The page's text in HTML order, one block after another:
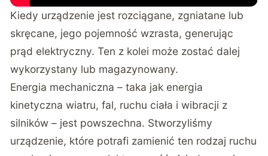
Kiedy urządzenie jest rozciągane, zgniatane lub
skręcane, jego pojemność wzrasta, generując
prąd elektryczny. Ten z kolei może zostać dalej
wykorzystany lub magazynowany.
Energia mechaniczna – taka jak energia
kinetyczna wiatru, fal, ruchu ciała i wibracji z
silników – jest powszechna. Stworzyliśmy
urządzenie, które potrafi zamienić ten rodzaj ruchu